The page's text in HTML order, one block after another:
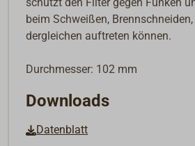
beim Schweißen,
dergleichen auftreten können.
Durchmesser: 102 mm
Downloads
Datenblatt